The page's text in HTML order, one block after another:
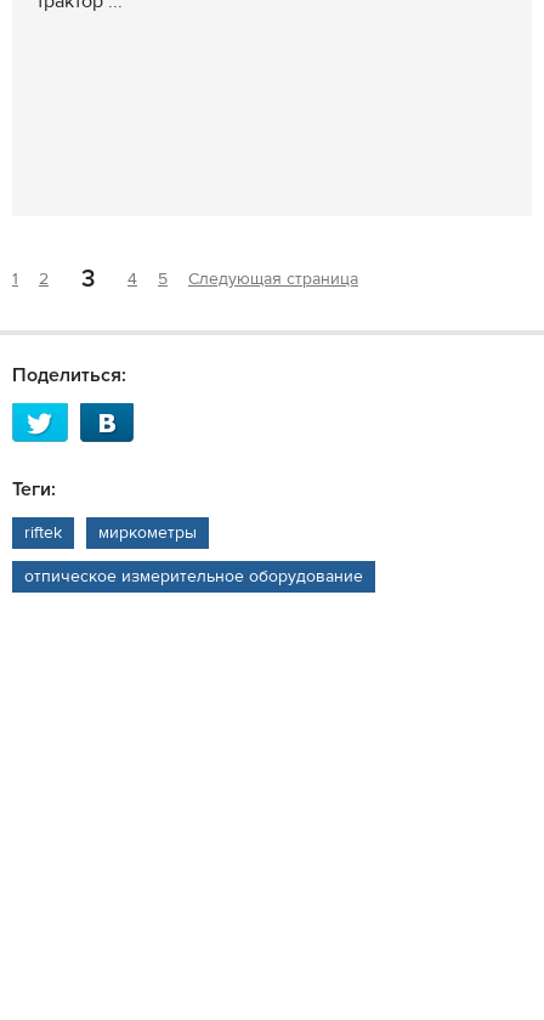
1 2 3 4 5 Следующая страница
Поделиться:
Теги:
riftek
миркометры
отпическое измерительное оборудование